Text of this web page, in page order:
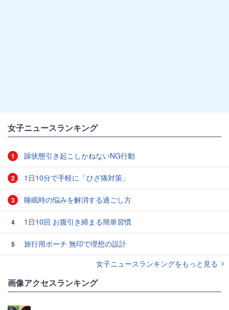
女子ニュースランキング
1 躁状態引き起こしかねないNG行動
2 1日10分で手軽に「ひざ痛対策」
3 睡眠時の悩みを解消する過ごし方
4 1日10回 お腹引き締まる簡単習慣
5
旅行用ポーチ 無印で理想の設計
女子ニュースランキングをもっと見る
画像アクセスランキング